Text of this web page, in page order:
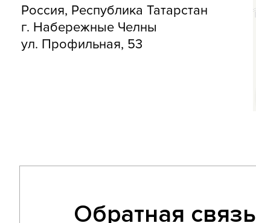
Россия, Республика Татарстан
г. Набережные Челны
ул. Профильная, 53
Обратная связь